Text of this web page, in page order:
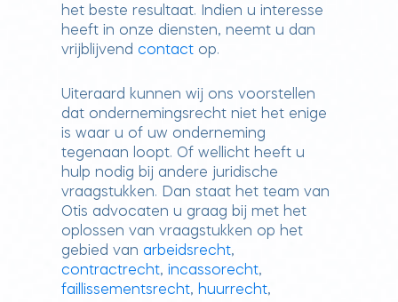
het beste resultaat. Indien u interesse
heeft in onze diensten, neemt u dan
vrijblijvend contact op.
Uiteraard kunnen wij ons voorstellen
dat ondernemingsrecht niet het enige
is waar u of uw onderneming
tegenaan loopt. Of wellicht heeft u
hulp nodig bij andere juridische
vraagstukken. Dan staat het team van
Otis advocaten u graag bij met het
oplossen van vraagstukken op het
gebied van arbeidsrecht,
contractrecht, incassorecht,
faillissementsrecht, huurrecht,